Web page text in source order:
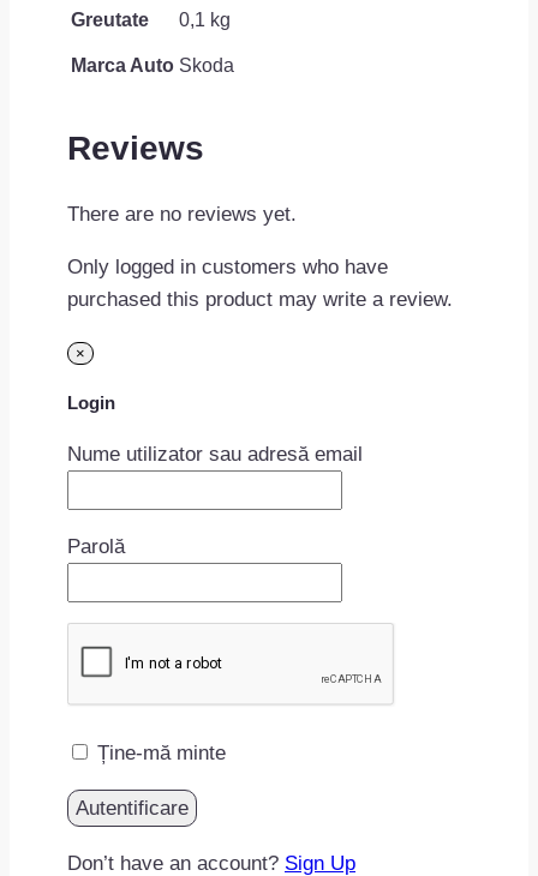
Greutate 0,1 kg
Marca Auto Skoda
Reviews
There are no reviews yet.
Only logged in customers who have
purchased this product may write a review.
×
Login
Nume utilizator sau adresă email
Parolă
Ține-mă minte
Don’t have an account? Sign Up